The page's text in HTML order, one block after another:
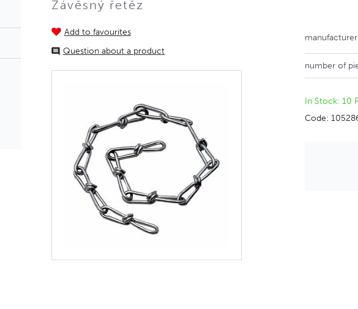
Závěsný řetěz
Add to favourites
Question about a product
number of
In Stock: 10
Code: